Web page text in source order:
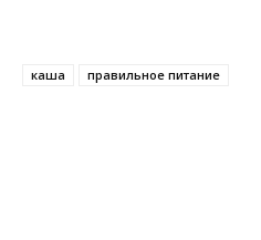
каша правильное питание